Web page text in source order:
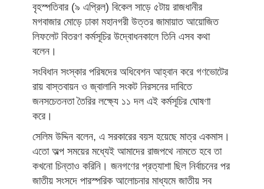
বৃহস্পতিবার (৯ এপ্রিল) বিকেল সাড়ে ৫টায় রাজধানীর
মগবাজার মোড়ে ঢাকা মহানগরী উত্তর জামায়াত আয়োজিত
লিফলেট বিতরণ কর্মসূচির উদ্বোধনকালে তিনি এসব কথা
বলেন।
সংবিধান সংস্কার পরিষদের অধিবেশন আহ্বান করে গণভোটের
রায় বাস্তবায়ন ও জ্বালানি সংকট নিরসনের দাবিতে
জনসচেতনতা তৈরির লক্ষ্যে ১১ দল এই কর্মসূচির ঘোষণা
করে।
সেলিম উদ্দিন বলেন, এ সরকারের বয়স হয়েছে মাত্র একমাস।
এতো অল্প সময়ের মধ্যেই আমাদের রাজপথে নামতে হবে তা
কখনো চিন্তাও করিনি। জনগণের প্রত্যাশা ছিল নির্বাচনের পর
জাতীয় সংসদে পারস্পরিক আলোচনার মাধ্যমে জাতীয় সব